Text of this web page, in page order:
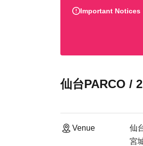
Important Notices
仙台PARCO /
Venue
仙
宮